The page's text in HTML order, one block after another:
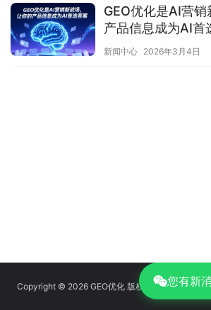
GEO优化是AI营
产品信息成为AI首
新闻中心 2026年3月4日
Copyright © 2026 GEO优化 版权所有京ICP备
您有新